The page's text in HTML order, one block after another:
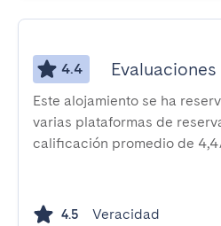
4.4 Evaluaciones
Este alojamiento se ha
varias plataformas de
calificación promedio de
4.5 Veracidad